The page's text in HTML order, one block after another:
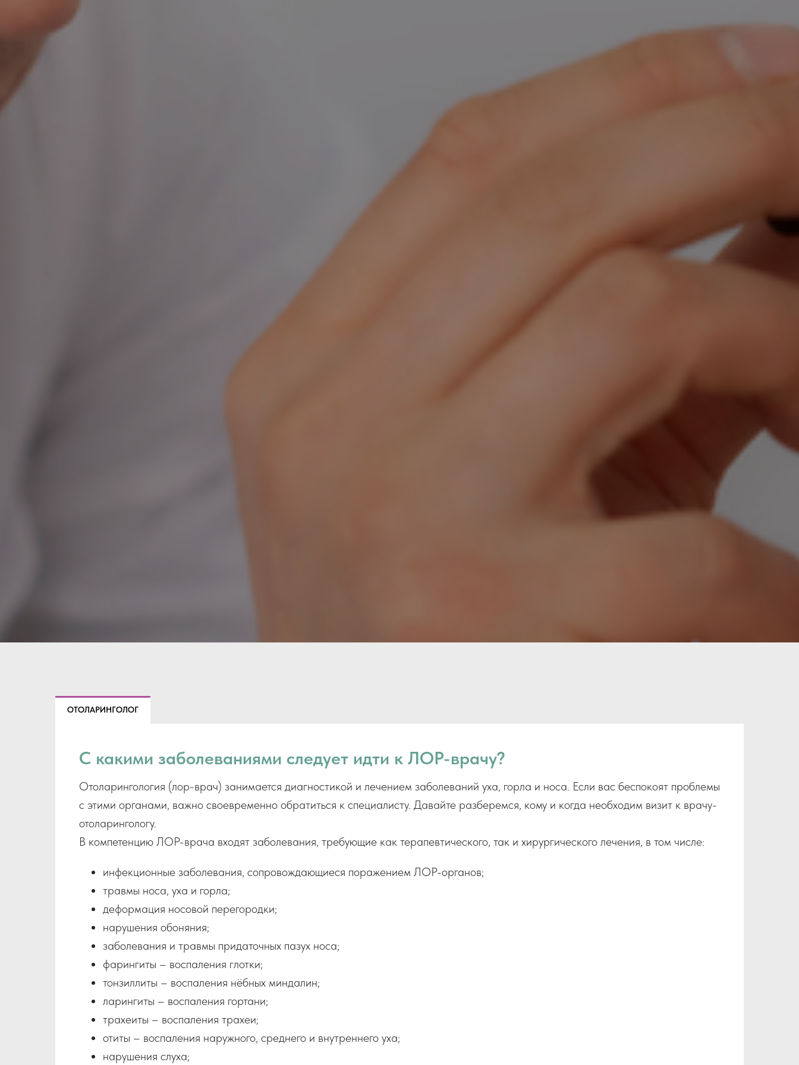
ОТОЛАРИНГОЛОГ
С какими заболеваниями следует идти к ЛОР-врачу?
Отоларингология (лор-врач) занимается диагностикой и лечением заболеваний уха, горла и носа. Если вас беспокоят проблемы
с этими органами, важно своевременно обратиться к специалисту. Давайте разберемся, кому и когда необходим визит к врачу-
отоларингологу.
В компетенцию ЛОР-врача входят заболевания, требующие как терапевтического, так и хирургического лечения, в том числе:
инфекционные заболевания, сопровождающиеся поражением ЛОР-органов;
травмы носа, уха и горла;
деформация носовой перегородки;
нарушения обоняния;
заболевания и травмы придаточных пазух носа;
фарингиты – воспаления глотки;
тонзиллиты – воспаления нёбных миндалин;
ларингиты – воспаления гортани;
трахеиты – воспаления трахеи;
отиты – воспаления наружного, среднего и внутреннего уха;
нарушения слуха;